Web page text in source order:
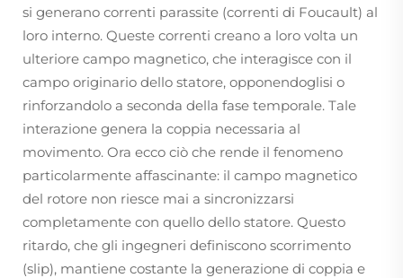
si generano correnti parassite (correnti di Foucault) al
loro interno. Queste correnti creano a loro volta un
ulteriore campo magnetico, che interagisce con il
campo originario dello statore, opponendoglisi o
rinforzandolo a seconda della fase temporale. Tale
interazione genera la coppia necessaria al
movimento. Ora ecco ciò che rende il fenomeno
particolarmente affascinante: il campo magnetico
del rotore non riesce mai a sincronizzarsi
completamente con quello dello statore. Questo
ritardo, che gli ingegneri definiscono scorrimento
(slip), mantiene costante la generazione di coppia e